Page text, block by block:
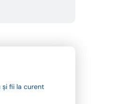
fii la curent